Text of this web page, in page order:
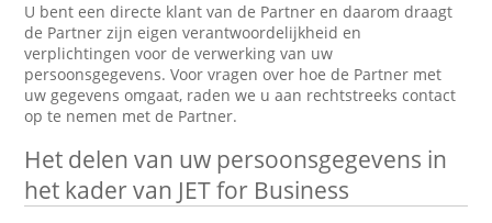
U bent een directe klant van de Partner en daarom draagt
de Partner zijn eigen verantwoordelijkheid en
verplichtingen voor de verwerking van uw
persoonsgegevens. Voor vragen over hoe de Partner met
uw gegevens omgaat, raden we u aan rechtstreeks contact
op te nemen met de Partner.
Het delen van uw persoonsgegevens in
het kader van JET for Business